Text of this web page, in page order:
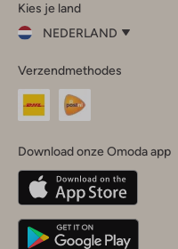
InstagramFacebook
Kies je land
NEDERLAND
je
land
Nederland
Belgique(Français)
Deutschland
Verzendmethodes
Download onze Omoda app